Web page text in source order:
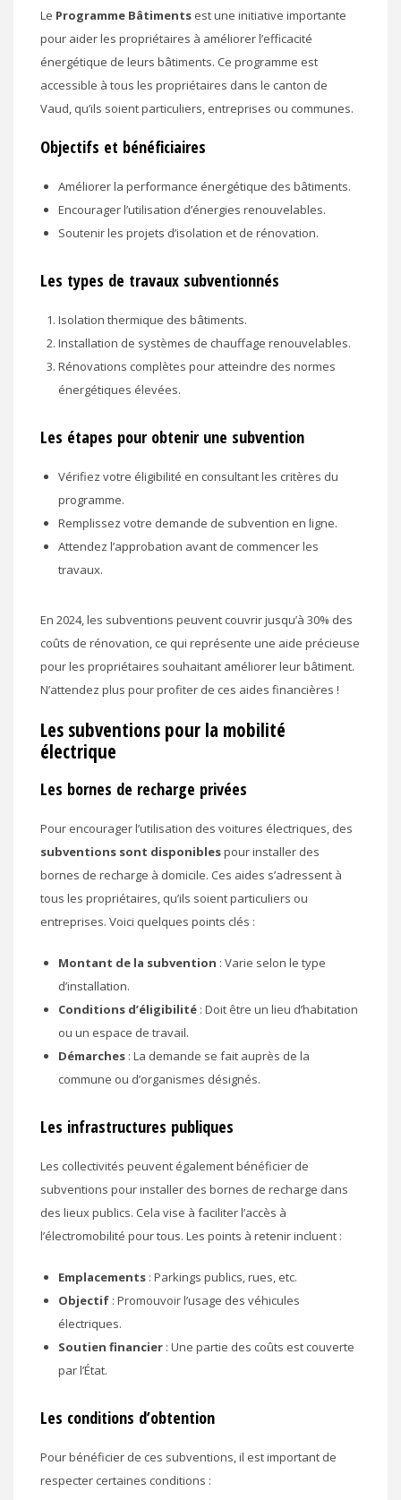
Le Programme Bâtiments est une initiative importante
pour aider les propriétaires à améliorer l’efficacité
énergétique de leurs bâtiments. Ce programme est
accessible à tous les propriétaires dans le canton de
Vaud, qu’ils soient particuliers, entreprises ou communes.
Objectifs et bénéficiaires
Améliorer la performance énergétique des bâtiments.
Encourager l’utilisation d’énergies renouvelables.
Soutenir les projets d’isolation et de rénovation.
Les types de travaux subventionnés
Isolation thermique des bâtiments.
Installation de systèmes de chauffage renouvelables.
Rénovations complètes pour atteindre des normes
énergétiques élevées.
Les étapes pour obtenir une subvention
Vérifiez votre éligibilité en consultant les critères du
programme.
Remplissez votre demande de subvention en ligne.
Attendez l’approbation avant de commencer les
travaux.
En 2024, les subventions peuvent couvrir jusqu’à 30% des
coûts de rénovation, ce qui représente une aide précieuse
pour les propriétaires souhaitant améliorer leur bâtiment.
N’attendez plus pour profiter de ces aides financières !
Les subventions pour la mobilité
électrique
Les bornes de recharge privées
Pour encourager l’utilisation des voitures électriques, des
subventions sont disponiblespour installer des
bornes de recharge à domicile. Ces aides s’adressent à
tous les propriétaires, qu’ils soient particuliers ou
entreprises. Voici quelques points clés :
Montant de la subvention : Varie selon le type
d’installation.
Conditions d’éligibilité : Doit être un lieu d’habitation
ou un espace de travail.
Démarches : La demande se fait auprès de la
commune ou d’organismes désignés.
Les infrastructures publiques
Les collectivités peuvent également bénéficier de
subventions pour installer des bornes de recharge dans
des lieux publics. Cela vise à faciliter l’accès à
l’électromobilité pour tous. Les points à retenir incluent :
Emplacements : Parkings publics, rues, etc.
Objectif : Promouvoir l’usage des véhicules
électriques.
Soutien financier : Une partie des coûts est couverte
par l’État.
Les conditions d’obtention
Pour bénéficier de ces subventions, il est important de
respecter certaines conditions :